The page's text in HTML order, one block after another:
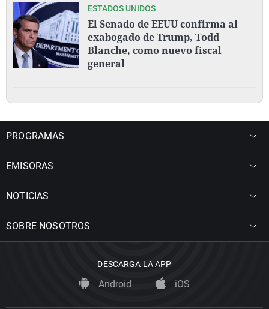
ESTADOS UNIDOS
El Senado de EEUU confirma al
exabogado de Trump, Todd
Blanche, como nuevo fiscal
general
PROGRAMAS
EMISORAS
NOTICIAS
SOBRE NOSOTROS
DESCARGA LA APP
Android iOS